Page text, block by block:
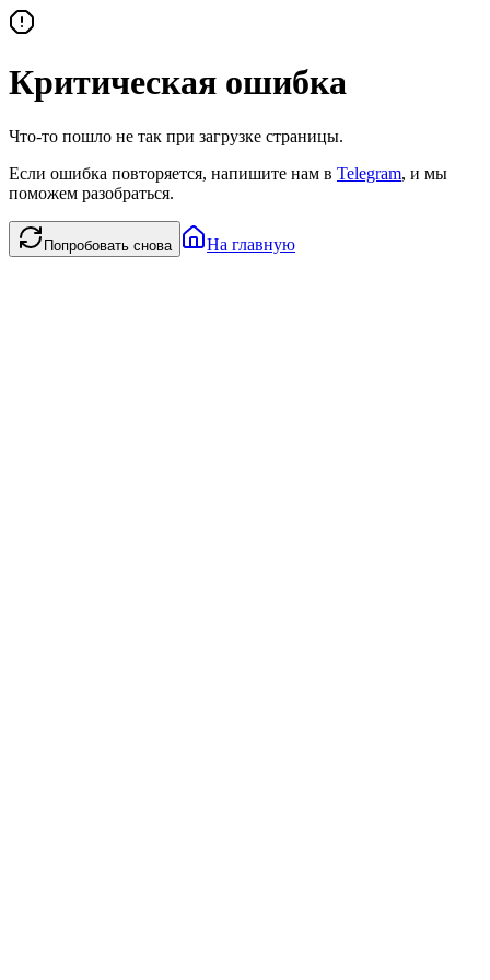
Критическая ошибка
Что-то пошло не так при загрузке страницы.
Если ошибка повторяется, напишите нам в Telegram, и мы
поможем разобраться.
Попробовать снова На главную